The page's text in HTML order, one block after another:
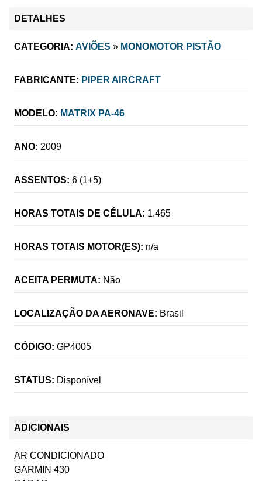
DETALHES
CATEGORIA: AVIÕES » MONOMOTOR PISTÃO
FABRICANTE: PIPER AIRCRAFT
MODELO: MATRIX PA-46
ANO: 2009
ASSENTOS: 6 (1+5)
HORAS TOTAIS DE CÉLULA: 1.465
HORAS TOTAIS MOTOR(ES): n/a
ACEITA PERMUTA: Não
LOCALIZAÇÃO DA AERONAVE: Brasil
CÓDIGO: GP4005
STATUS: Disponível
ADICIONAIS
AR CONDICIONADO
GARMIN 430